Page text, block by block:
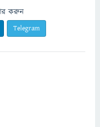
করুন
Telegram